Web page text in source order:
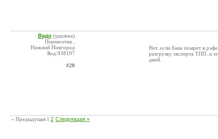
Вадо (удалена)
Перевозчик ,
Нижний Новгород
Код:938197
#20
Нет..если бана помрет в
разгрузку эксперта ТПП..и
дней.
« Предыдущая 1 2 Следующая »